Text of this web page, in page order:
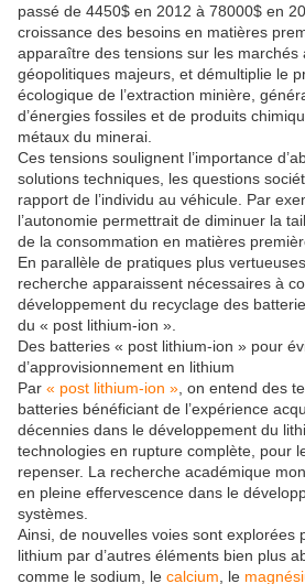
passé de 4450$ en 2012 à 78000$ en
croissance des besoins en matières
apparaître des tensions sur les marchés
géopolitiques majeurs, et démultiplie le
écologique de l’extraction minière,
d’énergies fossiles et de produits
métaux du minerai.
Ces tensions soulignent l’importance
solutions techniques, les questions
rapport de l’individu au véhicule. Par
l’autonomie permettrait de diminuer la
de la consommation en matières
En parallèle de pratiques plus
recherche apparaissent nécessaires à
développement du recyclage des
du « post lithium-ion ».
Des batteries « post lithium-ion » pour
d’approvisionnement en lithium
Par « post lithium-ion » , on entend des
batteries bénéficiant de l’expérience
décennies dans le développement du
technologies en rupture complète, pour
repenser. La recherche académique
en pleine effervescence dans le
systèmes.
Ainsi, de nouvelles voies sont explorées
lithium par d’autres éléments bien plus
comme le sodium, le calcium , le